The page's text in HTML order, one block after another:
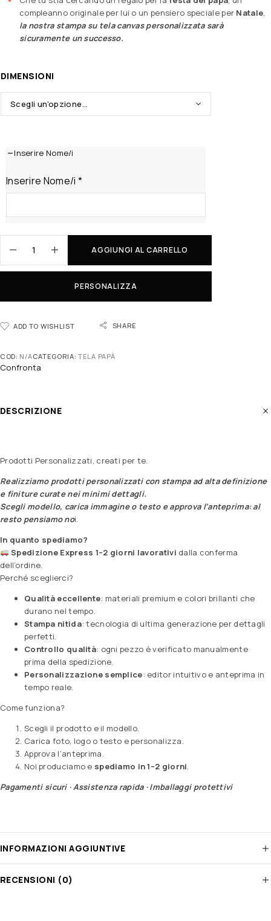
compleanno originale per lui o un pensiero speciale per Natale,
la nostra stampa su tela canvas personalizzata sarà
sicuramente un successo.
DIMENSIONI
Inserire Nome/i
Inserire Nome/i *
AGGIUNGI AL CARRELLO
PERSONALIZZA
ADD TO WISHLIST SHARE
COD: N/ACATEGORIA:TELA PAPÀ
Confronta
DESCRIZIONE
Prodotti Personalizzati, creati per te.
Realizziamo prodotti personalizzati con stampa ad alta definizione
e finiture curate nei minimi dettagli.
Scegli modello, carica immagine o testo e approva l’anteprima: al
resto pensiamo noi.
In quanto spediamo?
Spedizione Express 1–2 giorni lavorativi dalla conferma
dell’ordine.
Perché sceglierci?
Qualità eccellente: materiali premium e colori brillanti che
durano nel tempo.
Stampa nitida: tecnologia di ultima generazione per dettagli
perfetti.
Controllo qualità: ogni pezzo è verificato manualmente
prima della spedizione.
Personalizzazione semplice: editor intuitivo e anteprima in
tempo reale.
Come funziona?
Scegli il prodotto e il modello.
Carica foto, logo o testo e personalizza.
Approva l’anteprima.
Noi produciamo e spediamo in 1–2 giorni.
Pagamenti sicuri · Assistenza rapida · Imballaggi protettivi
INFORMAZIONI AGGIUNTIVE
RECENSIONI (0)